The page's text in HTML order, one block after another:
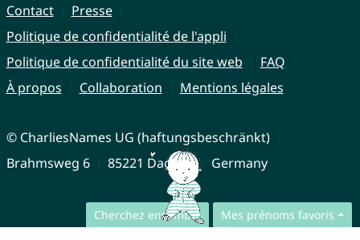
Cherchez ensemble Mes prénoms favoris
Contact
Presse
Politique de confidentialité de l'appli
Politique de confidentialité du site web
FAQ
À propos
Collaboration Mentions légales
© CharliesNames UG (haftungsbeschränkt)
Brahmsweg 6
85221 Dachau Germany